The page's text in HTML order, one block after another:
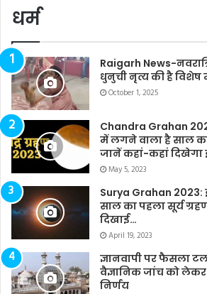
धर्म
Raigarh News-
धुनुची नृत्य की है विशेष
October 1, 2025
Chandra Grahan
में लगने वाला है साल का
जानें कहां-कहां
May 5, 2023
Surya Grahan 2023:
साल का पहला सूर्य
दिखाई…
April 19, 2023
ज्ञानवापी पर फैसला
वैज्ञानिक जांच को लेकर
निर्णय